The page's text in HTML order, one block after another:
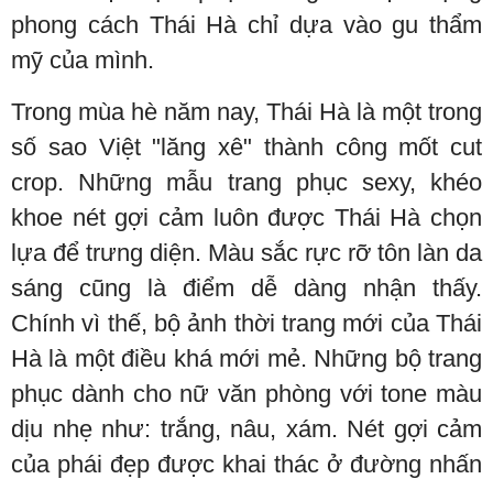
phong cách Thái Hà chỉ dựa vào gu thẩm
mỹ của mình.
Trong mùa hè năm nay, Thái Hà là một trong
số sao Việt "lăng xê" thành công mốt cut
crop. Những mẫu trang phục sexy, khéo
khoe nét gợi cảm luôn được Thái Hà chọn
lựa để trưng diện. Màu sắc rực rỡ tôn làn da
sáng cũng là điểm dễ dàng nhận thấy.
Chính vì thế, bộ ảnh thời trang mới của Thái
Hà là một điều khá mới mẻ. Những bộ trang
phục dành cho nữ văn phòng với tone màu
dịu nhẹ như: trắng, nâu, xám. Nét gợi cảm
của phái đẹp được khai thác ở đường nhấn